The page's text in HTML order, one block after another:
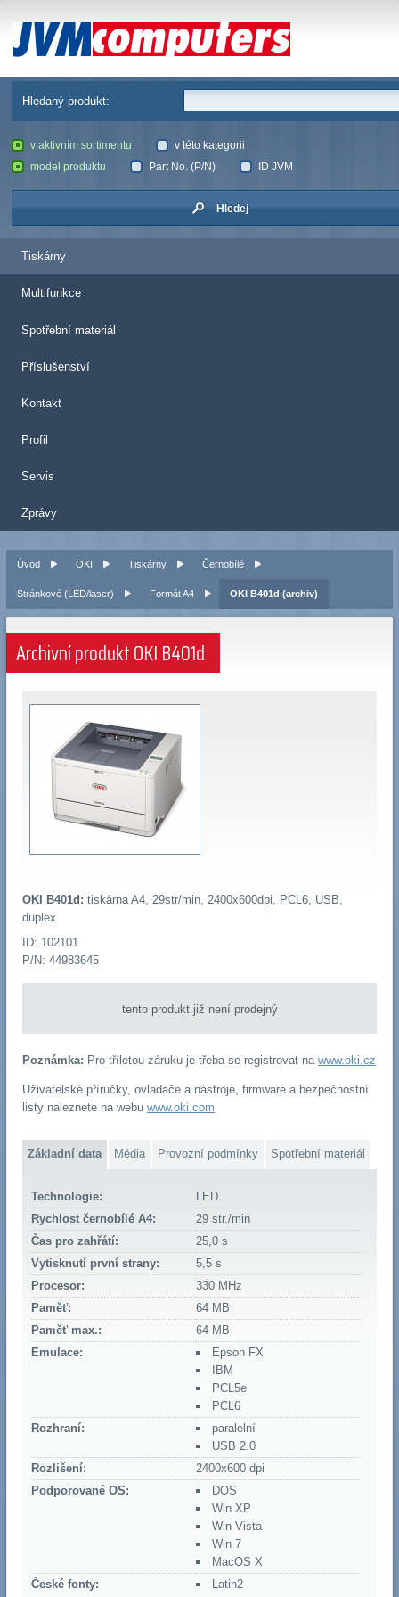
JVM Computers
Hledaný produkt:
v aktivním sortimentu
v této kategorii
model produktu
Part No. (P/N) ID JVM
Hledej
Tiskárny
Multifunkce
Spotřební materiál
Příslušenství
Kontakt
Profil
Servis
Zprávy
Úvod OKI Tiskárny Černobílé
Stránkové (LED/laser) Formát A4 OKI B401d (archiv)
Archivní produkt OKI B401d
OKI B401d: tiskárna A4, 29str/min, 2400x600dpi, PCL6, USB,
duplex
ID: 102101
P/N: 44983645
tento produkt již není prodejný
Poznámka: Pro tříletou záruku je třeba se registrovat na www.oki.cz
Uživatelské příručky, ovladače a nástroje, firmware a bezpečnostní
listy naleznete na webu www.oki.com
Základní data Média Provozní podmínky Spotřební materiál
Technologie:
LED
Rychlost černobílé A4:
29 str./min
Čas pro zahřátí:
25,0 s
Vytisknutí první strany:
5,5 s
Procesor:
330 MHz
Paměť:
64 MB
Paměť max.:
64 MB
Emulace:
Epson FX
IBM
PCL5e
PCL6
Rozhraní:
paralelní
USB 2.0
Rozlišení:
2400x600 dpi
Podporované OS:
DOS
Win XP
Win Vista
Win 7
MacOS X
České fonty:
Latin2